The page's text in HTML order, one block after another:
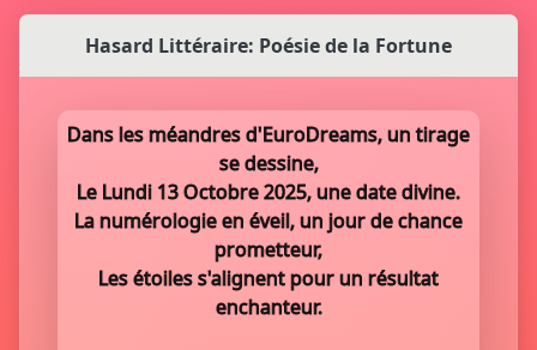
Hasard Littéraire: Poésie de la Fortune
Dans les méandres d'EuroDreams, un tirage
se dessine,
Le Lundi 13 Octobre 2025, une date divine.
La numérologie en éveil, un jour de chance
prometteur,
Les étoiles s'alignent pour un résultat
enchanteur.